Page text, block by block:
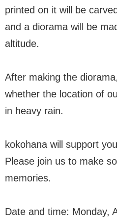
printed on it will be
and a diorama will be
altitude.
After making the
whether the location of
in heavy rain.
kokohana will support
Please join us to make
memories.
Date and time: Monday,